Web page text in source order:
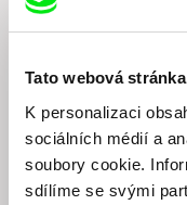
Tato webová
K personalizaci
sociálních médií a
soubory cookie.
sdílíme se svými
Namiko Sakamoto
Ukradl jsi mé srdce